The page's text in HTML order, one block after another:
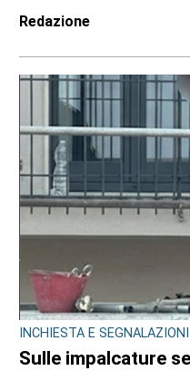
Redazione
INCHIESTA E
Sulle impalcature